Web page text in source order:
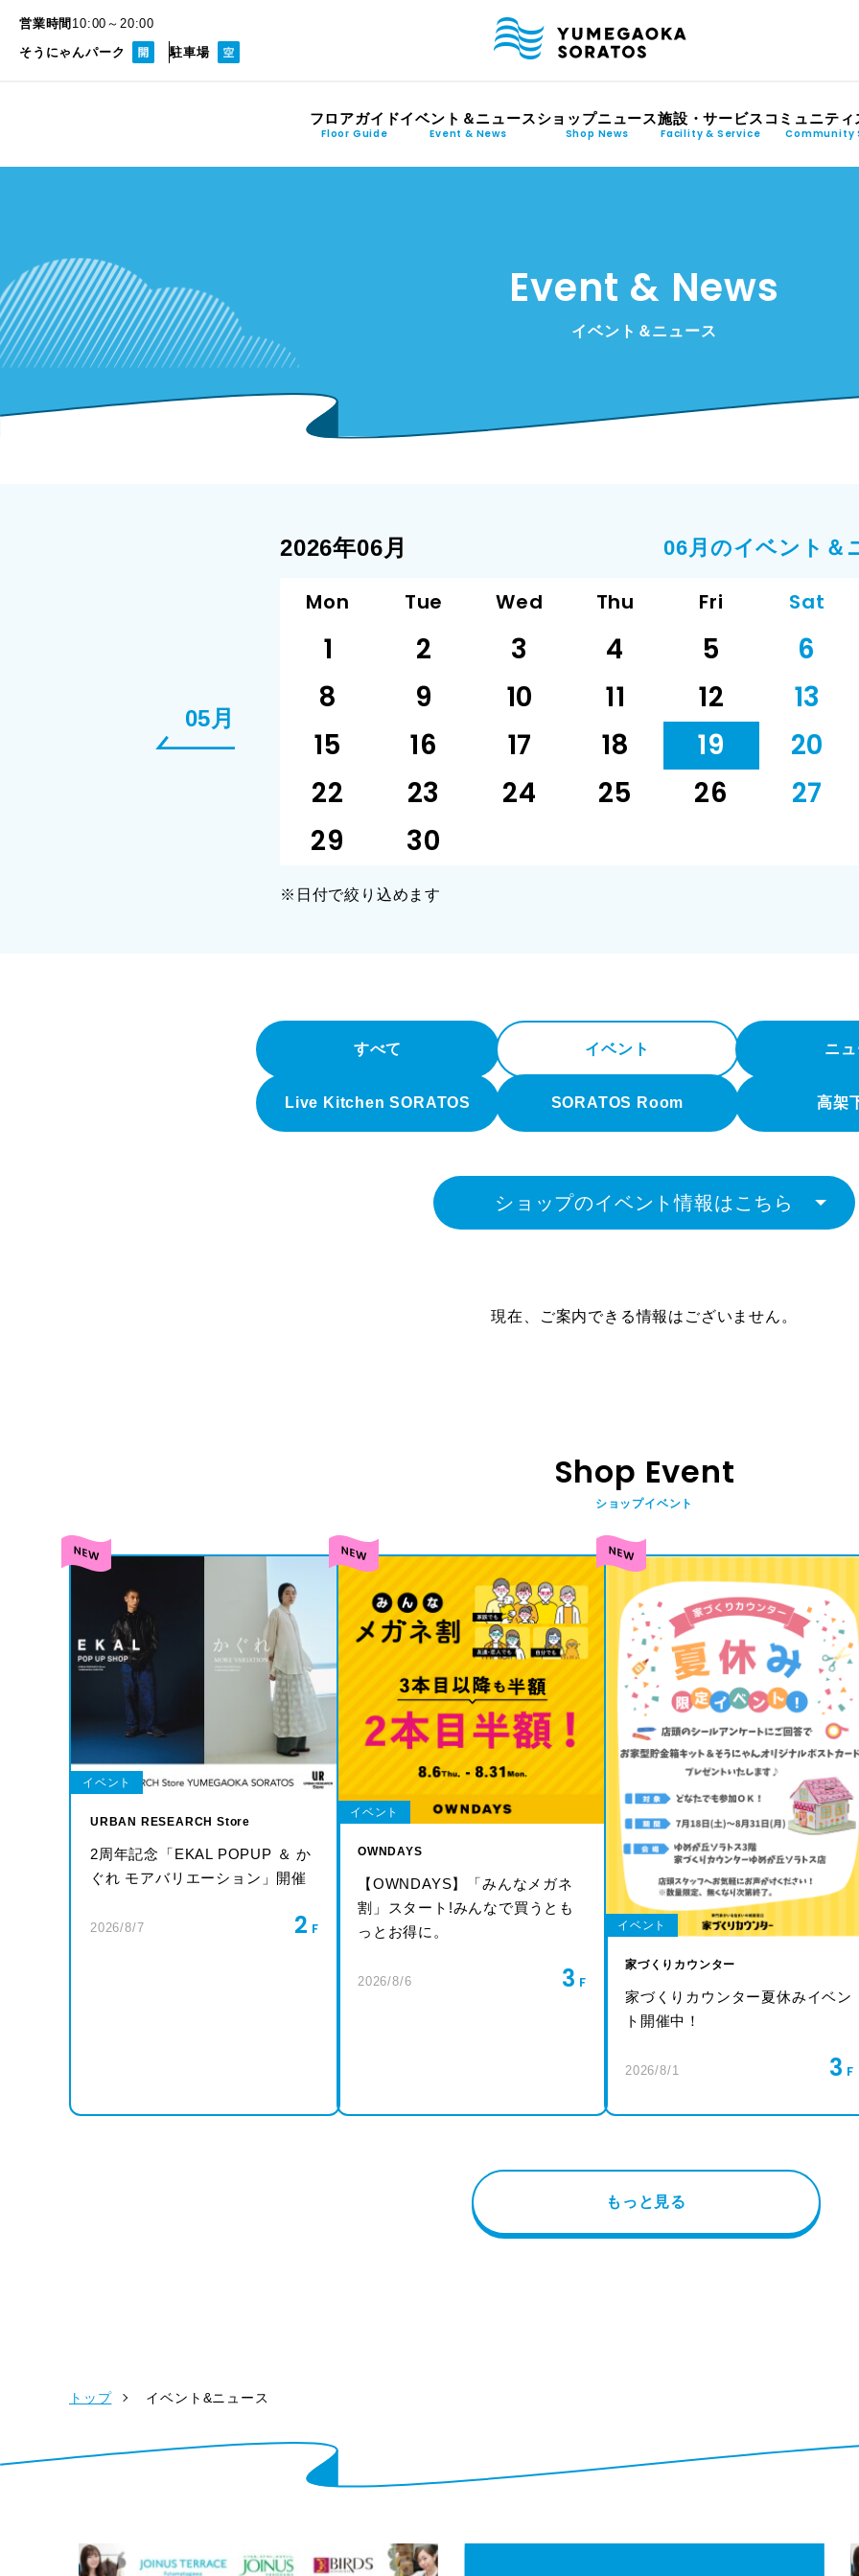
営業時間 10:00～20:00
そうにゃんパーク
駐車場
フロアガイド
Floor Guide
イベント＆ニュース
Event & News
ショップニュース
Shop News
施設・サービス
Facility & Service
コミュニティ
Community
Event & News
イベント＆ニュース
05月
2026年06月 06月のイベント＆
Mon Tue Wed Thu Fri Sat
1 2 3 4 5 6
8
9 10 11 12 13
15
16 17 18 19 20
22
23 24 25 26 27
29
30
※日付で絞り込めます
すべて イベント ニ
Live Kitchen SORATOS SORATOS Room 高架
ショップのイベント情報はこちら
現在、ご案内できる情報はございません。
Shop Event
ショップイベント
イベント
URBAN RESEARCH Store
2周年記念「EKAL POPUP ＆ か
ぐれ モアバリエーション」開催
2026/8/7 2
イベント
OWNDAYS
【OWNDAYS】「みんなメガネ
割」スタート!みんなで買うとも
っとお得に。
2026/8/6 3
イベント
家づくりカウンター
家づくりカウンター夏休みイベン
ト開催中！
2026/8/1 3
もっと見る
トップ イベント&ニュース